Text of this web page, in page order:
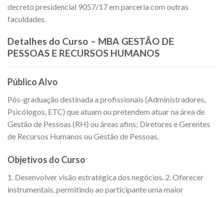
decreto presidencial 9057/17 em parceria com outras
faculdades.
Detalhes do Curso – MBA GESTÃO DE
PESSOAS E RECURSOS HUMANOS
Público Alvo
Pós-graduação destinada a profissionais (Administradores,
Psicólogos, ETC) que atuam ou pretendem atuar na área de
Gestão de Pessoas (RH) ou áreas afins; Diretores e Gerentes
de Recursos Humanos ou Gestão de Pessoas.
Objetivos do Curso
1. Desenvolver visão estratégica dos negócios. 2. Oferecer
instrumentais, permitindo ao participante uma maior